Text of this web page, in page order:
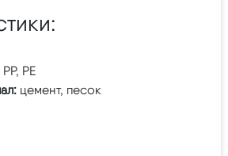
РР, РЕ
цемент, песок